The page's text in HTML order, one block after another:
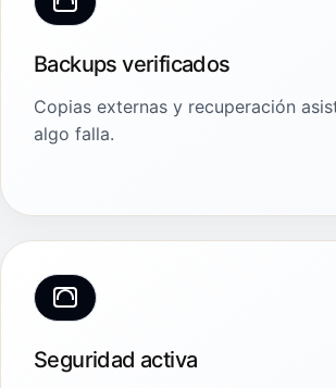
Backups verificados
Copias externas y recuperación
algo falla.
Seguridad activa